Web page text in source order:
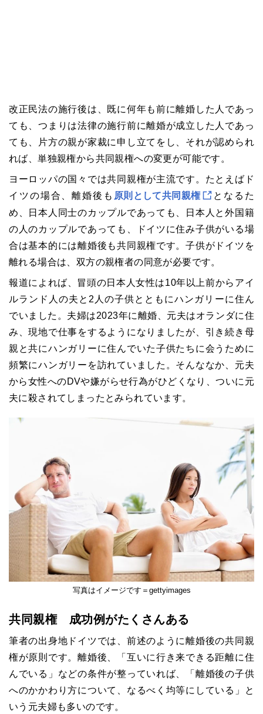
改正民法の施行後は、既に何年も前に離婚した人であっ
ても、つまりは法律の施行前に離婚が成立した人であっ
ても、片方の親が家裁に申し立てをし、それが認められ
れば、単独親権から共同親権への変更が可能です。
ヨーロッパの国々では共同親権が主流です。たとえばド
イツの場合、離婚後も 原則として共同親権
となるた
め、日本人同士のカップルであっても、日本人と外国籍
の人のカップルであっても、ドイツに住み子供がいる場
合は基本的には離婚後も共同親権です。子供がドイツを
離れる場合は、双方の親権者の同意が必要です。
報道によれば、冒頭の日本人女性は10年以上前からアイ
ルランド人の夫と2人の子供とともにハンガリーに住ん
でいました。夫婦は2023年に離婚、元夫はオランダに住
み、現地で仕事をするようになりましたが、引き続き母
親と共にハンガリーに住んでいた子供たちに会うために
頻繁にハンガリーを訪れていました。そんななか、元夫
から女性へのDVや嫌がらせ行為がひどくなり、ついに元
夫に殺されてしまったとみられています。
写真はイメージです＝gettyimages
共同親権 成功例がたくさんある
筆者の出身地ドイツでは、前述のように離婚後の共同親
権が原則です。離婚後、「互いに行き来できる距離に住
んでいる」などの条件が整っていれば、「離婚後の子供
へのかかわり方について、なるべく均等にしている」と
いう元夫婦も多いのです。